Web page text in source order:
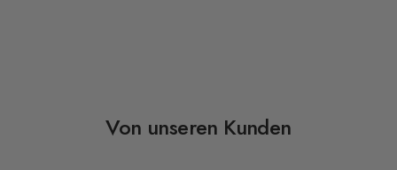
Von unseren Kunden